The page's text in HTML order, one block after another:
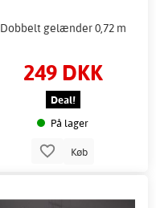
Dobbelt gelænder 0,72 m
249 DKK
Deal!
På lager
Køb